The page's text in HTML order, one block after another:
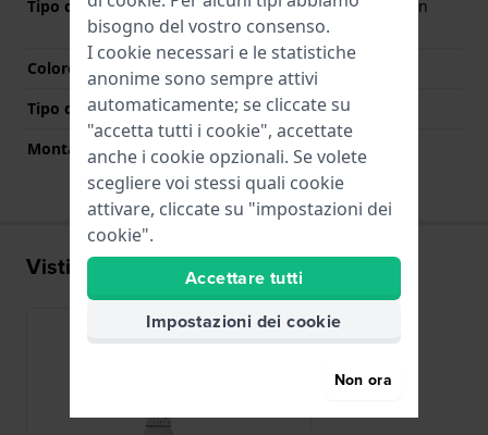
Tipo di chiusura
Chiusura deployante con
bottoni
Colore Chiusura
Argento
Tipo di montatura
Perni a molla
Montatura dritta
Visti di recente
bisogno del vostro consenso.
I cookie necessari e le statistiche
anonime sono sempre attivi
automaticamente; se cliccate su
"accetta tutti i cookie", accettate
anche i cookie opzionali. Se volete
scegliere voi stessi quali cookie
attivare, cliccate su "impostazioni dei
cookie".
Accettare tutti
Impostazioni dei cookie
Non ora